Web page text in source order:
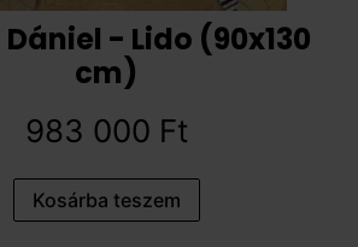
- Lido (90x130
cm)
983 000 Ft
Kosárba teszem